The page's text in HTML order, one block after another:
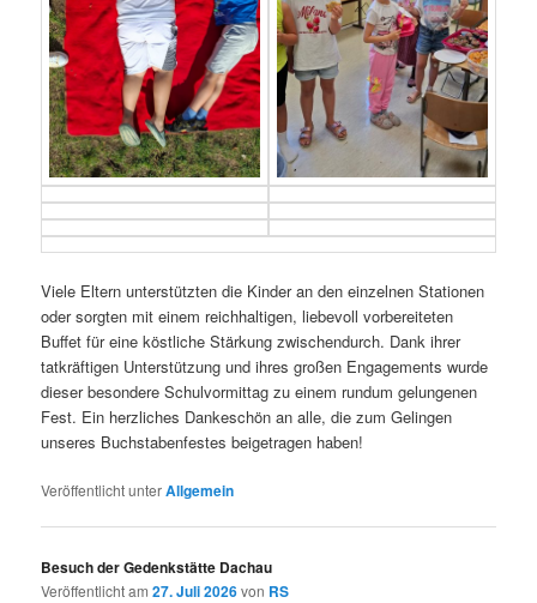
Viele Eltern unterstützten die Kinder an den einzelnen Stationen
oder sorgten mit einem reichhaltigen, liebevoll vorbereiteten
Buffet für eine köstliche Stärkung zwischendurch. Dank ihrer
tatkräftigen Unterstützung und ihres großen Engagements wurde
dieser besondere Schulvormittag zu einem rundum gelungenen
Fest. Ein herzliches Dankeschön an alle, die zum Gelingen
unseres Buchstabenfestes beigetragen haben!
Veröffentlicht unterAllgemein
Besuch der Gedenkstätte Dachau
Veröffentlicht am27. Juli 2026von RS